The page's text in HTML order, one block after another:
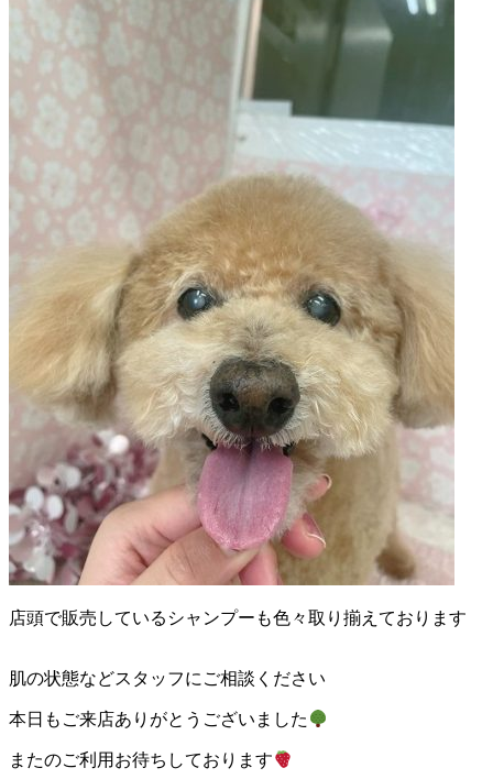
岡
県
千
早
店
／
福
津
店）
｜
ペ
ッ
ト
ロ
ン・
店頭で販売しているシャンプーも色々取り揃えております
肌の状態などスタッフにご相談ください
本日もご来店ありがとうございました
またのご利用お待ちしております